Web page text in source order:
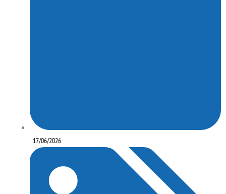
17/06/2026